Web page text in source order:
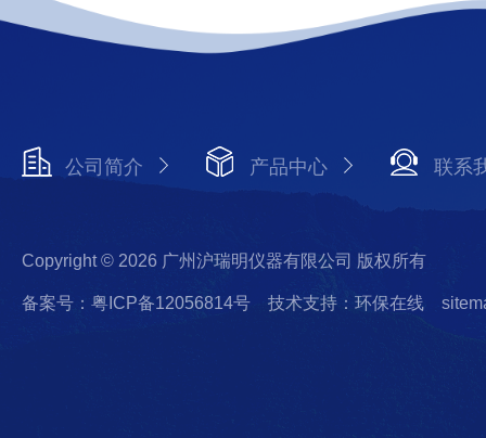
公司简介 产品中心 联系
Copyright © 2026 广州沪瑞明仪器有限公司 版权所有
备案号：粤ICP备12056814号 技术支持：环保在线